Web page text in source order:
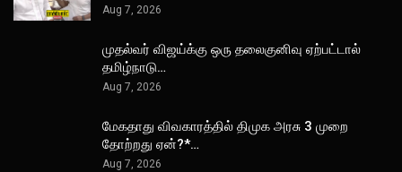
Aug 7, 2026
முதல்வர் விஜய்க்கு ஒரு தலைகுனிவு ஏற்பட்டால்
தமிழ்நாடு…
Aug 7, 2026
மேகதாது விவகாரத்தில் திமுக அரசு 3 முறை
தோற்றது ஏன்?*…
Aug 7, 2026